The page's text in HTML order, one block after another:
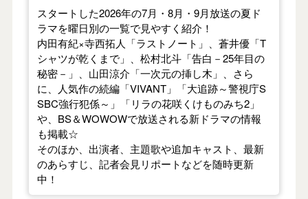
スタートした2026年の7月・8月・9月放送の夏ド
ラマを曜日別の一覧で見やすく紹介！
内田有紀×寺西拓人「ラストノート」、蒼井優「T
シャツが乾くまで」、松村北斗「告白－25年目の
秘密－」、山田涼介「一次元の挿し木」、さら
に、人気作の続編「VIVANT」「大追跡～警視庁S
SBC強行犯係～」「リラの花咲くけものみち2」
や、BS＆WOWOWで放送される新ドラマの情報
も掲載☆
そのほか、出演者、主題歌や追加キャスト、最新
のあらすじ、記者会見リポートなどを随時更新
中！